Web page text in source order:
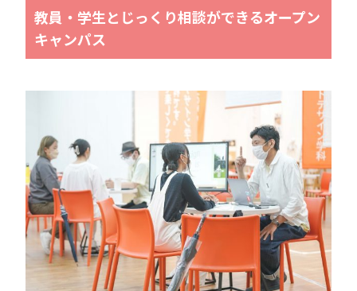
教員・学生とじっくり相談ができるオープン
キャンパス